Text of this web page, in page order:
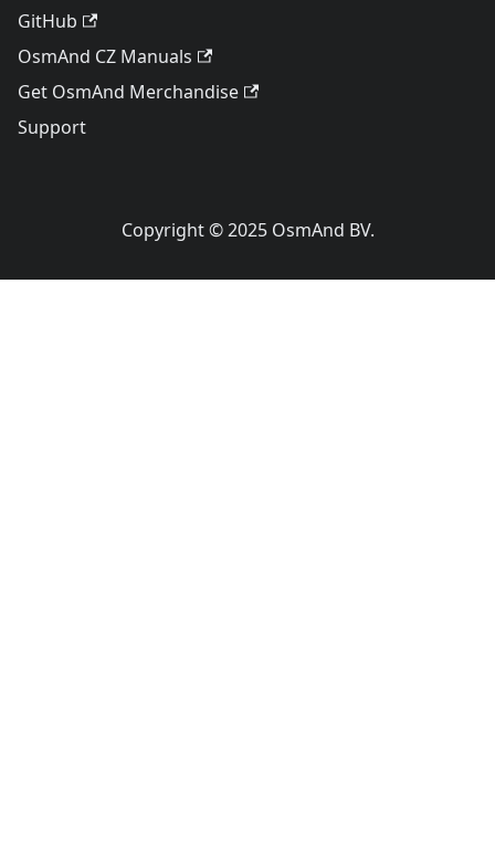
GitHub
OsmAnd CZ Manuals
Get OsmAnd Merchandise
Support
Copyright © 2025 OsmAnd BV.